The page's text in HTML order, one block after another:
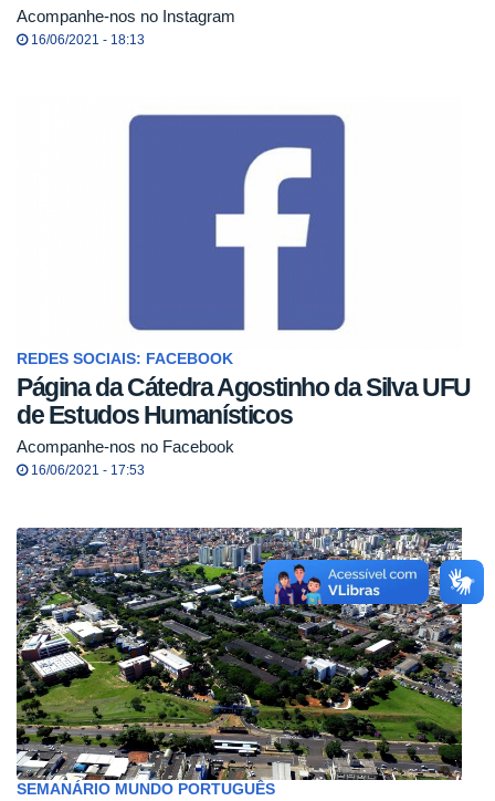
Acompanhe-nos no Instagram
16/06/2021 - 18:13
REDES SOCIAIS: FACEBOOK
Página da Cátedra Agostinho da Silva UFU
de Estudos Humanísticos
Acompanhe-nos no Facebook
16/06/2021 - 17:53
SEMANÁRIO MUNDO PORTUGUÊS